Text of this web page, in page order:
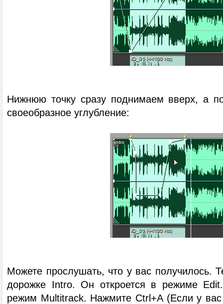
Нижнюю точку сразу поднимаем вверх, а
своеобразное углубление:
Можете прослушать, что у вас получилось.
дорожке Intro. Он откроется в режиме
режим Multitrack. Нажмите Ctrl+A (Если у вас